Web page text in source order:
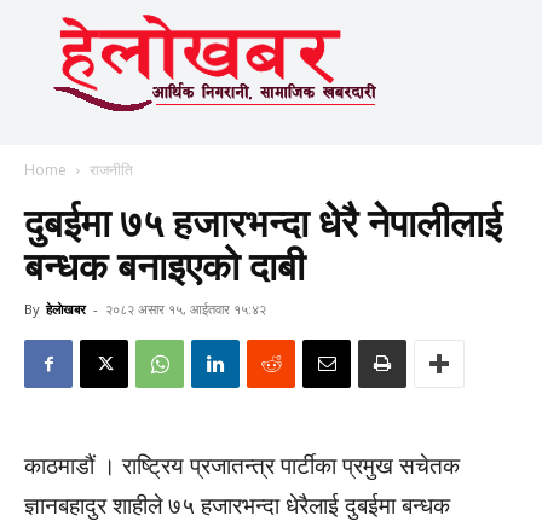
Home राजनीति
दुबईमा ७५ हजारभन्दा धेरै नेपालीलाई
बन्धक बनाइएको दाबी
By हेलाेखबर - २०८२ असार १५, आईतवार १५:४२
काठमाडौं । राष्ट्रिय प्रजातन्त्र पार्टीका प्रमुख सचेतक
ज्ञानबहादुर शाहीले ७५ हजारभन्दा धेरैलाई दुबईमा बन्धक